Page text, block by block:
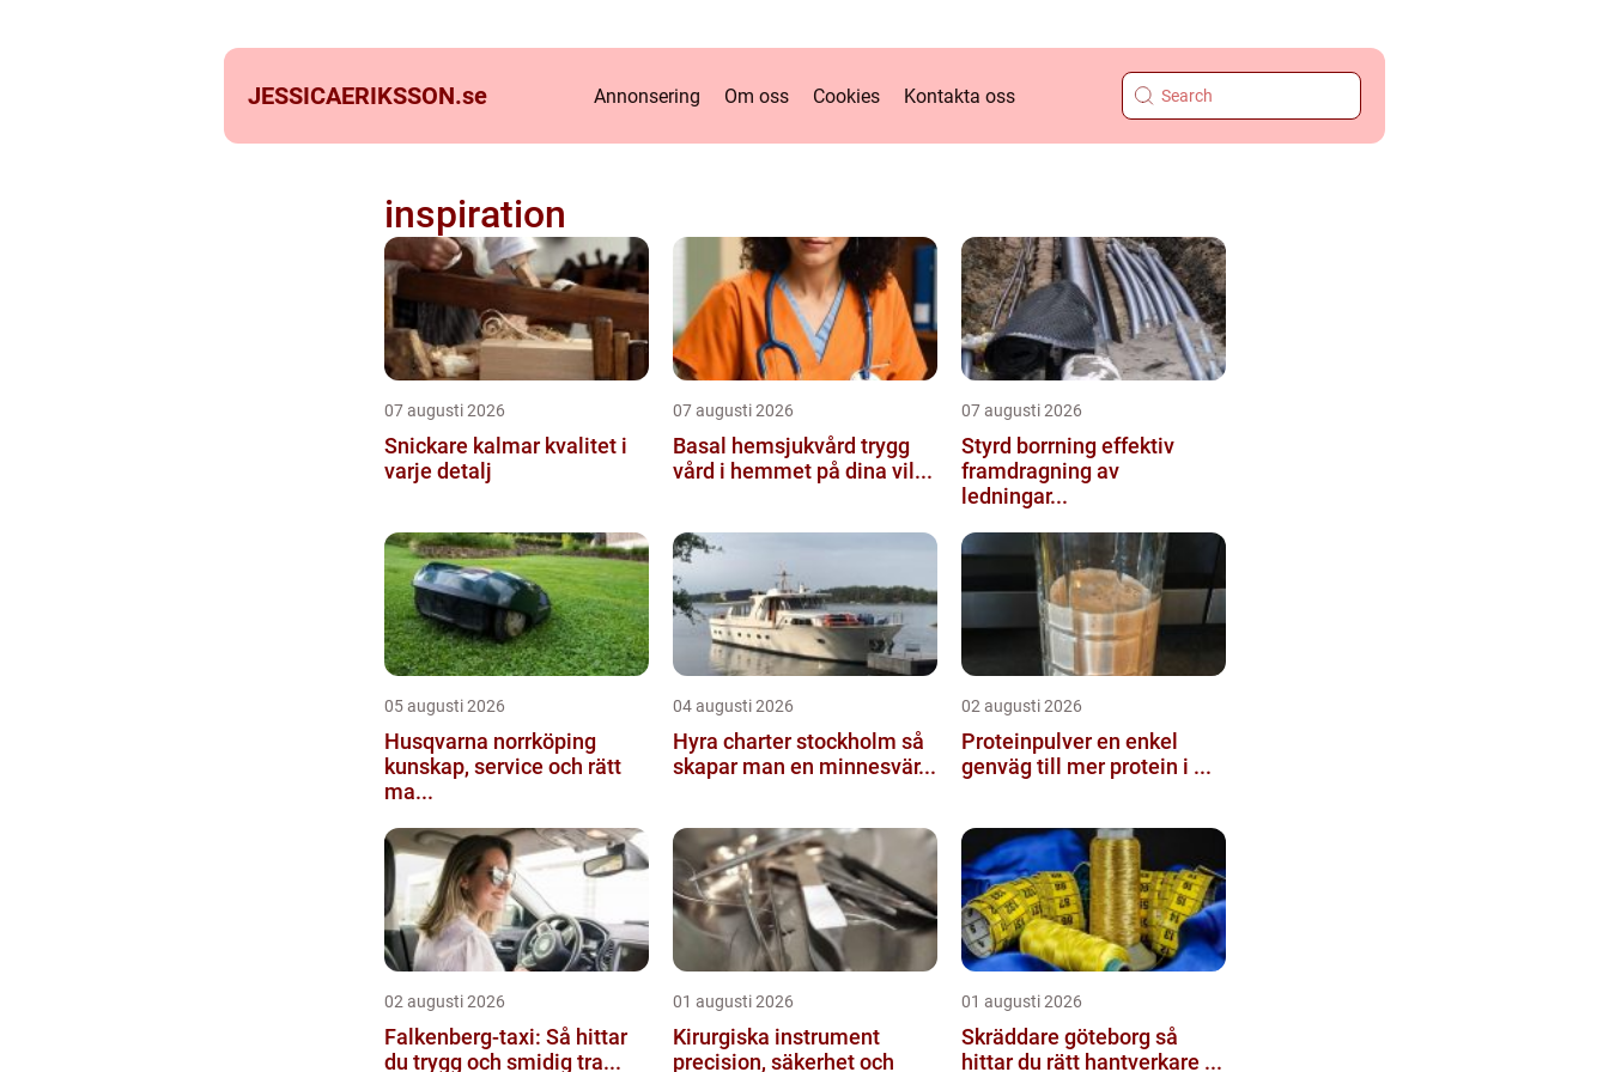
JESSICAERIKSSON.se Annonsering Om oss Cookies Kontakta oss
inspiration
07 augusti 2026
Snickare kalmar kvalitet i
varje detalj
07 augusti 2026
Basal hemsjukvård trygg
vård i hemmet på dina vil...
07 augusti 2026
Styrd borrning effektiv
framdragning av
ledningar...
05 augusti 2026
Husqvarna norrköping
kunskap, service och rätt
ma...
04 augusti 2026
Hyra charter stockholm så
skapar man en minnesvär...
02 augusti 2026
Proteinpulver en enkel
genväg till mer protein i ...
02 augusti 2026
Falkenberg-taxi: Så hittar
du trygg och smidig tra...
01 augusti 2026
Kirurgiska instrument
precision, säkerhet och
01 augusti 2026
Skräddare göteborg så
hittar du rätt hantverkare ...